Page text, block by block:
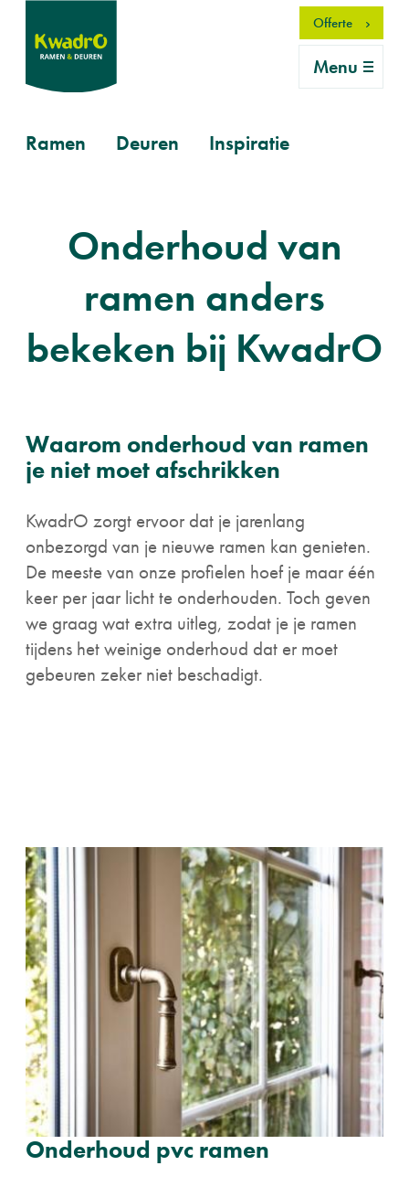
gaan
Offerte
Menu
Primary
Ramen Deuren Inspiratie
Onderhoud van
ramen anders
bekeken bij KwadrO
Waarom onderhoud van ramen
je niet moet afschrikken
KwadrO zorgt ervoor dat je jarenlang
onbezorgd van je nieuwe ramen kan genieten.
De meeste van onze profielen hoef je maar één
keer per jaar licht te onderhouden. Toch geven
we graag wat extra uitleg, zodat je je ramen
tijdens het weinige onderhoud dat er moet
gebeuren zeker niet beschadigt.
Onderhoud pvc ramen